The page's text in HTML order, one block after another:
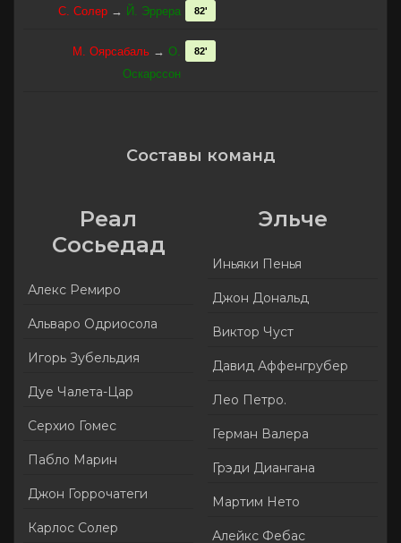
С. Солер → Й. Эррера 82'
М. Оярсабаль → О.
Оскарссон
82'
Составы команд
Реал
Сосьедад
Алекс Ремиро
Альваро Одриосола
Игорь Зубельдия
Дуе Чалета-Цар
Серхио Гомес
Пабло Марин
Джон Горрочатеги
Карлос Солер
Эльче
Иньяки Пенья
Джон Дональд
Виктор Чуст
Давид Аффенгрубер
Лео Петро.
Герман Валера
Грэди Диангана
Мартим Нето
Алейкс Фебас